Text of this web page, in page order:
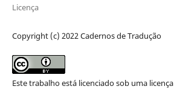
Licença
Copyright (c) 2022 Cadernos de Tradução
Este trabalho está licenciado sob uma licença